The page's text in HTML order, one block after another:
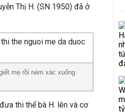
Thị H. (SN 1950) đã ở
mẹ rồi ném xác xuống
thi thể bà H. lên và cơ